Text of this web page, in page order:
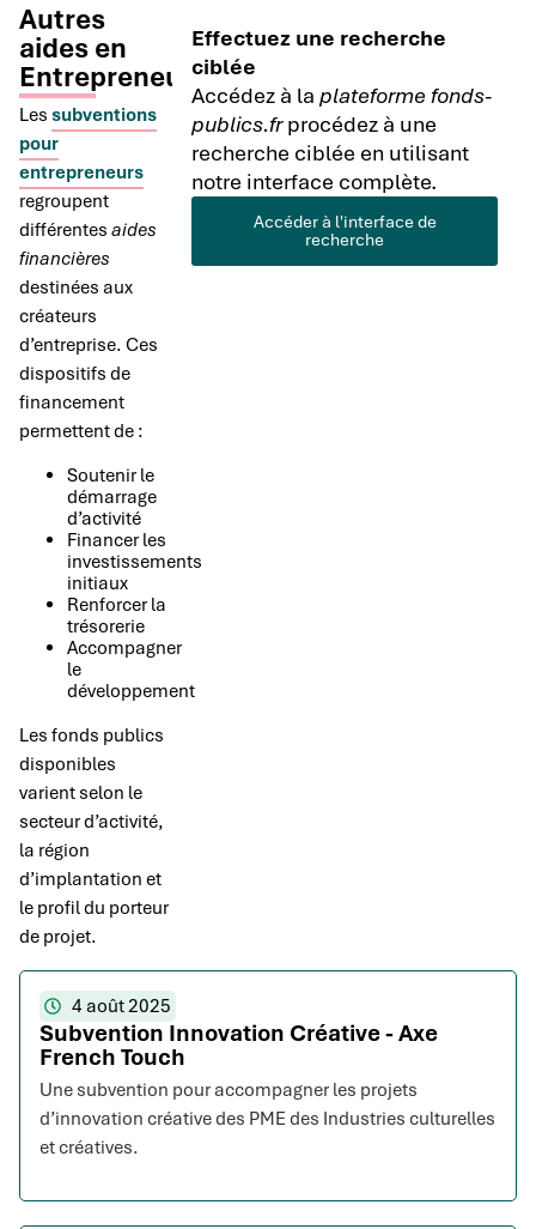
Autres
aides en
Entrepreneuriat
Les subventions
pour
entrepreneurs
regroupent
différentes aides
financières
destinées aux
créateurs
d’entreprise. Ces
dispositifs de
financement
permettent de :
Soutenir le
démarrage
d’activité
Financer les
investissements
initiaux
Renforcer la
trésorerie
Accompagner
le
développement
Les fonds publics
disponibles
varient selon le
secteur d’activité,
la région
d’implantation et
le profil du porteur
de projet.
Effectuez une recherche
ciblée
Accédez à laplateforme fonds-
publics.frprocédez à une
recherche ciblée en utilisant
notre interface complète.
Accéder à l'interface de
recherche
4 août 2025
Subvention Innovation Créative - Axe
French Touch
Une subvention pour accompagner les projets
d’innovation créative des PME des Industries culturelles
et créatives.